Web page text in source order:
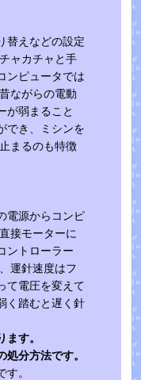
替えなどの設定
ャカチャと手
ンピュータでは
ながらの電動
が弱まること
でき、ミシンを
まるのも特徴
電源からコンピ
接モーターに
ントローラー
運針速度はフ
て電圧を変えて
く踏むと遅く針
ます。
分方法です。
。